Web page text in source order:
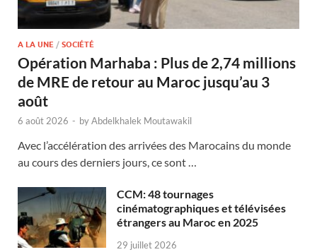
A LA UNE / SOCIÉTÉ
Opération Marhaba : Plus de 2,74 millions
de MRE de retour au Maroc jusqu’au 3
août
6 août 2026 - byAbdelkhalek Moutawakil
Avec l’accélération des arrivées des Marocains du monde
au cours des derniers jours, ce sont …
CCM: 48 tournages
cinématographiques et télévisées
étrangers au Maroc en 2025
29 juillet 2026